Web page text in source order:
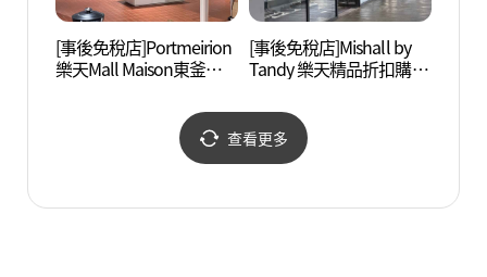
[事後免稅店]Portmeirion
樂天Mall Maison東釜山
[事後免稅店]Mishall by
Tandy 樂天精品折扣購物
디 롯데프리미엄아울렛
동부산점)
查看更多